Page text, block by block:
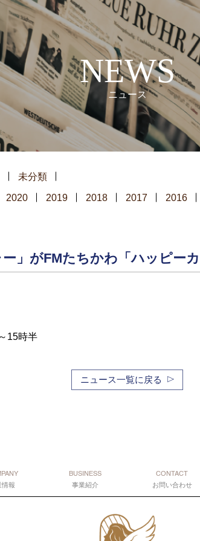
NEWS
ニュース
未分類
2020 2019 2018 2017 2016
」がFMたちかわ「ハッピー
15時半
ニュース一覧に戻る
情報
BUSINESS
事業紹介
CONTACT
お問い合わせ